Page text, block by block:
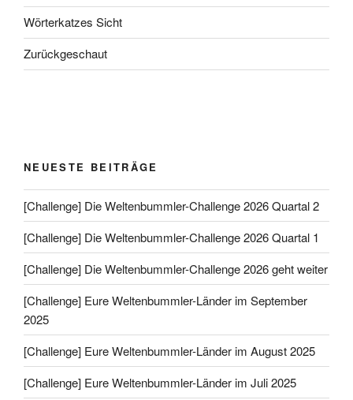
Wörterkatzes Sicht
Zurückgeschaut
NEUESTE BEITRÄGE
[Challenge] Die Weltenbummler-Challenge 2026 Quartal 2
[Challenge] Die Weltenbummler-Challenge 2026 Quartal 1
[Challenge] Die Weltenbummler-Challenge 2026 geht weiter
[Challenge] Eure Weltenbummler-Länder im September
2025
[Challenge] Eure Weltenbummler-Länder im August 2025
[Challenge] Eure Weltenbummler-Länder im Juli 2025